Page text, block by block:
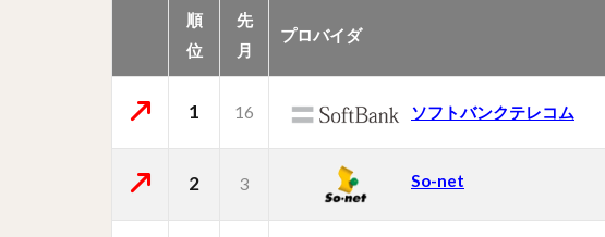
順
位
先
月
プロバイダ
1 16 ソフトバンクテレコム
2 3 So-net